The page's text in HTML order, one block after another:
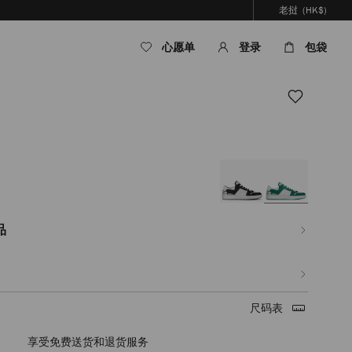
老挝 (HK$)
心愿单 登录 包袋
尺码表
享受免费送货和退货服务